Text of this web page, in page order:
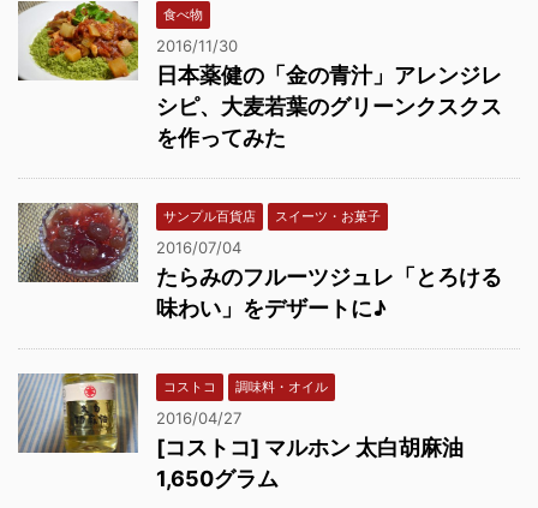
食べ物
2016/11/30
日本薬健の「金の青汁」アレンジレ
シピ、大麦若葉のグリーンクスクス
を作ってみた
サンプル百貨店 スイーツ・お菓子
2016/07/04
たらみのフルーツジュレ「とろける
味わい」をデザートに♪
コストコ 調味料・オイル
2016/04/27
[コストコ] マルホン 太白胡麻油
1,650グラム